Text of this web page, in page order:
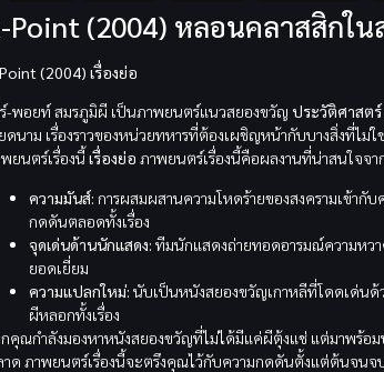
Point (2004) หลอนคลาสสิกใ
(2004) เรื่องย่อ
-พอยท์ สมรภูมิผี เป็นภาพยนตร์แนวสยองขวัญ ประวัติศาสตร์
ดนาม เรื่องราวของหน่วยทหารที่ต้องเผชิญหน้ากับบางสิ่งที่ไ
ยนตร์เรื่องนี้ เรื่องย่อ ภาพยนตร์เรื่องนี้คือผลงานที่น่าสนใจจา
ความมันส์: การผสมผสานความโหดร้ายของสงครามเข้ากั
กดดันตลอดทั้งเรื่อง
จุดเด่นด้านนักแสดง: ทีมนักแสดงถ่ายทอดอารมณ์ความหว
ยอดเยี่ยม
ความแปลกใหม่: นับเป็นหนังสยองขวัญเกาหลีที่โดดเด่นด้
ผีหลอกทั้งเรื่อง
คุณกำลังมองหาหนังสยองขวัญที่ไม่ได้มีแค่ผีตุ้งแช่ แต่มาพร้อ
ด ภาพยนตร์เรื่องนี้จะตรึงคุณไว้กับความกดดันตั้งแต่ต้นจนจ